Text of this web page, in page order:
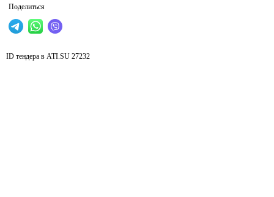
Поделиться
ID тендера в ATI.SU 27232